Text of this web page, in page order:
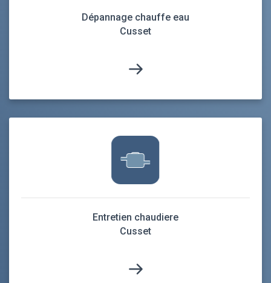
Dépannage chauffe eau
Cusset
Entretien chaudiere
Cusset